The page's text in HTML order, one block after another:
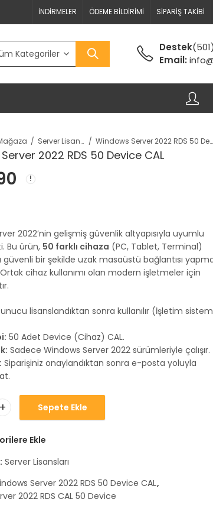
İNDIRMELER ÖDEME BILDIRIMI SIPARIŞ TAKIBI
Destek
Email:
Server Lisansları Windows Server 2022 RDS 50 Device CAL
2022 RDS 50 Device CAL
2022’nin gelişmiş güvenlik altyapısıyla uyumlu
Bu ürün, 50 farklı cihaza (PC, Tablet, Terminal)
bir şekilde uzak masaüstü bağlantısı
cihaz kullanımı olan modern işletmeler için
lisanslandıktan sonra kullanılır (İşletim
50 Adet Device (Cihaz) CAL.
Sadece Windows Server 2022 sürümleriyle çalışır.
Siparişiniz onaylandıktan sonra e-posta yoluyla
2022 RDS 50 Device CAL adet
Sepete Ekle
Ekle
Server Lisansları
Server 2022 RDS 50 Device CAL,
2022 RDS CAL 50 Device